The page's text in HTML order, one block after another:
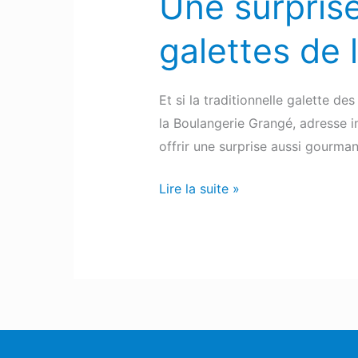
galettes de
Et si la traditionnelle galette
la Boulangerie Grangé, adresse
offrir une surprise aussi
Lire la suite »